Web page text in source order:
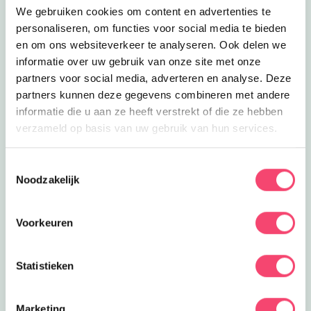
We gebruiken cookies om content en advertenties te
personaliseren, om functies voor social media te bieden
en om ons websiteverkeer te analyseren. Ook delen we
informatie over uw gebruik van onze site met onze
partners voor social media, adverteren en analyse. Deze
partners kunnen deze gegevens combineren met andere
informatie die u aan ze heeft verstrekt of die ze hebben
verzameld op basis van uw gebruik van hun services.
Noodzakelijk
Voorkeuren
Statistieken
Uitgelicht